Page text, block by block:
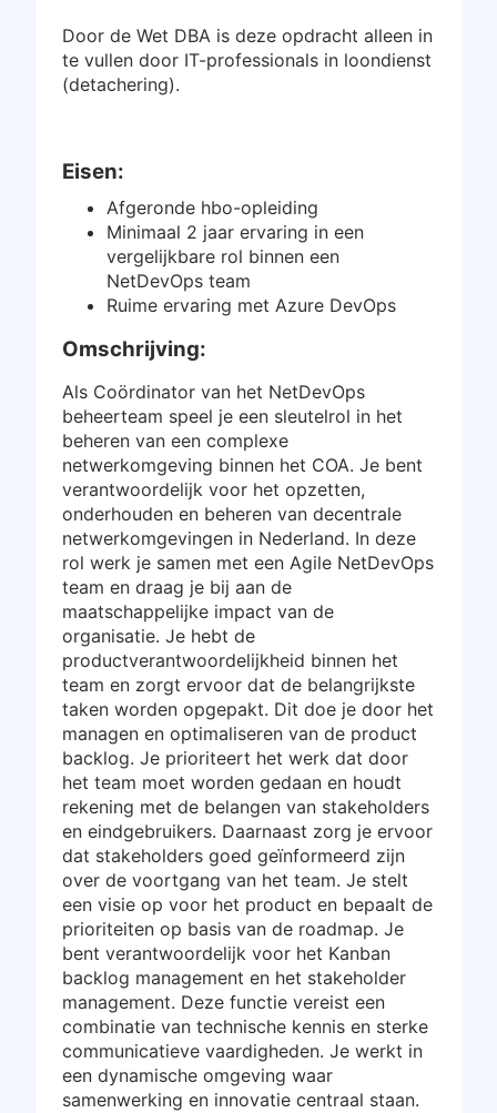
Inloggen
Gratis starten
Door de Wet DBA is deze opdracht alleen in
te vullen door IT-professionals in loondienst
(detachering).
Eisen:
Afgeronde hbo-opleiding
Minimaal 2 jaar ervaring in een
vergelijkbare rol binnen een
NetDevOps team
Ruime ervaring met Azure DevOps
Omschrijving:
Als Coördinator van het NetDevOps
beheerteam speel je een sleutelrol in het
beheren van een complexe
netwerkomgeving binnen het COA. Je bent
verantwoordelijk voor het opzetten,
onderhouden en beheren van decentrale
netwerkomgevingen in Nederland. In deze
rol werk je samen met een Agile NetDevOps
team en draag je bij aan de
maatschappelijke impact van de
organisatie. Je hebt de
productverantwoordelijkheid binnen het
team en zorgt ervoor dat de belangrijkste
taken worden opgepakt. Dit doe je door het
managen en optimaliseren van de product
backlog. Je prioriteert het werk dat door
het team moet worden gedaan en houdt
rekening met de belangen van stakeholders
en eindgebruikers. Daarnaast zorg je ervoor
dat stakeholders goed geïnformeerd zijn
over de voortgang van het team. Je stelt
een visie op voor het product en bepaalt de
prioriteiten op basis van de roadmap. Je
bent verantwoordelijk voor het Kanban
backlog management en het stakeholder
management. Deze functie vereist een
combinatie van technische kennis en sterke
communicatieve vaardigheden. Je werkt in
een dynamische omgeving waar
samenwerking en innovatie centraal staan.